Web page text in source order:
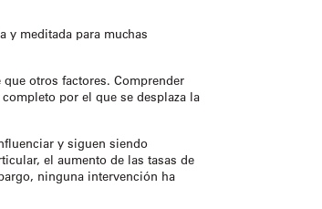
y meditada para muchas
otros factores. Comprender
por el que se desplaza la
y siguen siendo
el aumento de las tasas de
ninguna intervención ha